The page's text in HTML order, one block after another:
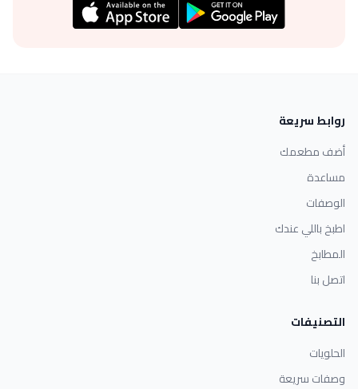
روابط سريعة
أضف مطعمك
مساعدة
الوصفات
اطبخ باللي عندك
المطابخ
اتصل بنا
التصنيفات
الحلويات
وصفات سريعة